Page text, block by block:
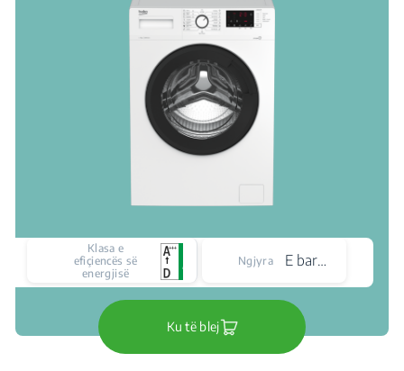
Klasa e
efiçiencës së
energjisë
Ngjyra E bardhë
Ku të blej